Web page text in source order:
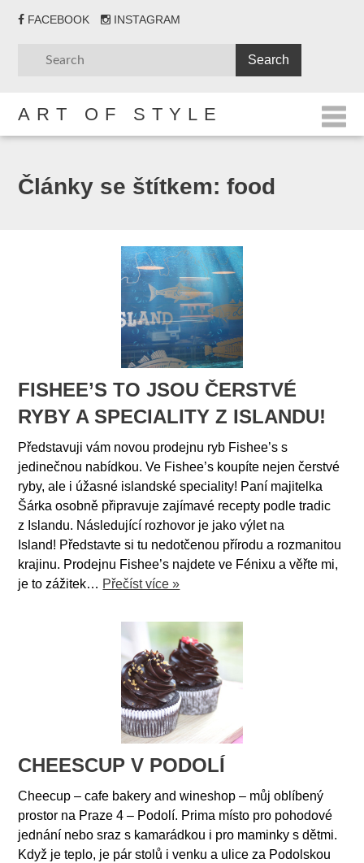
FACEBOOK INSTAGRAM
ART OF STYLE
Články se štítkem: food
FISHEE’S TO JSOU ČERSTVÉ
RYBY A SPECIALITY Z ISLANDU!
Představuji vám novou prodejnu ryb Fishee’s s
jedinečnou nabídkou. Ve Fishee’s koupíte nejen čerstvé
ryby, ale i úžasné islandské speciality! Paní majitelka
Šárka osobně připravuje zajímavé recepty podle tradic
z Islandu. Následující rozhovor je jako výlet na
Island! Představte si tu nedotčenou přírodu a rozmanitou
krajinu. Prodejnu Fishee’s najdete ve Fénixu a věřte mi,
je to zážitek… Přečíst více »
CHEESCUP V PODOLÍ
Cheecup – cafe bakery and wineshop – můj oblíbený
prostor na Praze 4 – Podolí. Prima místo pro pohodové
jednání nebo sraz s kamarádkou i pro maminky s dětmi.
Když je teplo, je pár stolů i venku a ulice za Podolskou